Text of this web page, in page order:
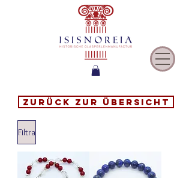
Zurück zur Übersicht
Filtra